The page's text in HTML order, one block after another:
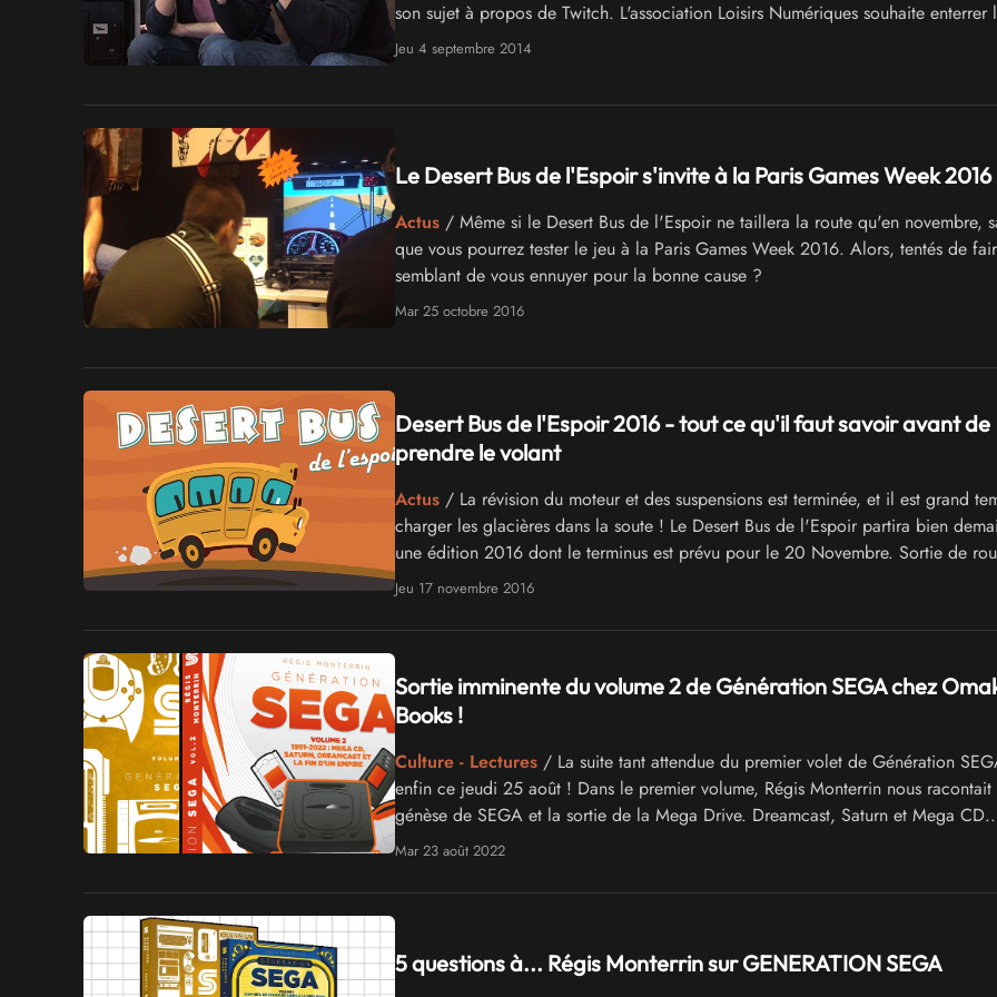
son sujet à propos de Twitch. L'association Loisirs Numériques souhaite enterrer
de guerre et invite Didier l'embrouille à participer au Désert Bus de l'Espoir
Jeu 4 septembre 2014
Le Desert Bus de l'Espoir s'invite à la Paris Games Week 2016
Actus/ Même si le Desert Bus de l'Espoir ne taillera la route qu'en novembre,
que vous pourrez tester le jeu à la Paris Games Week 2016. Alors, tentés de
semblant de vous ennuyer pour la bonne cause ?
Mar 25 octobre 2016
Desert Bus de l'Espoir 2016 - tout ce qu'il faut savoir avant de
prendre le volant
Actus/ La révision du moteur et des suspensions est terminée, et il est grand
charger les glacières dans la soute ! Le Desert Bus de l'Espoir partira bien
une édition 2016 dont le terminus est prévu pour le 20 Novembre. Sortie de
interdite !
Jeu 17 novembre 2016
Sortie imminente du volume 2 de Génération SEGA chez
Books !
Culture - Lectures/ La suite tant attendue du premier volet de Génération
enfin ce jeudi 25 août ! Dans le premier volume, Régis Monterrin nous racontait
génèse de SEGA et la sortie de la Mega Drive. Dreamcast, Saturn et Mega
enchaîne ici dans le second tome sur la suite des événements, dont certains
Mar 23 août 2022
5 questions à... Régis Monterrin sur GENERATION SEGA